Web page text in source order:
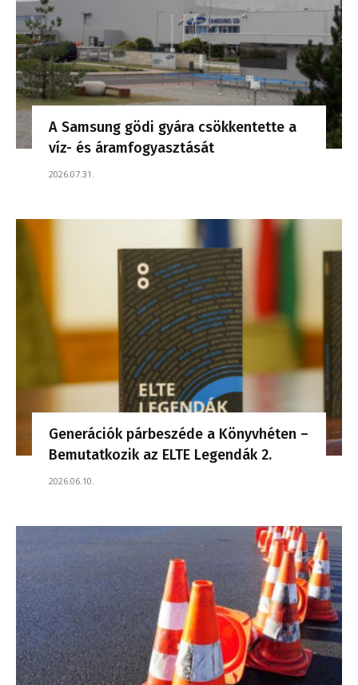
A Samsung gödi gyára csökkentette a
víz- és áramfogyasztását
2026.07.31.
Generációk párbeszéde a Könyvhéten –
Bemutatkozik az ELTE Legendák 2.
2026.06.10.